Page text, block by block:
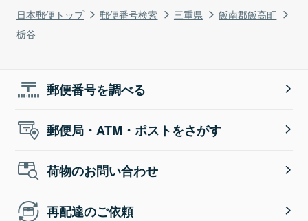
日本郵便トップ 郵便番号検索 三重県
飯南郡飯高町
栃谷
郵便番号を調べる
郵便局・ATM・ポストをさがす
荷物のお問い合わせ
再配達のご依頼